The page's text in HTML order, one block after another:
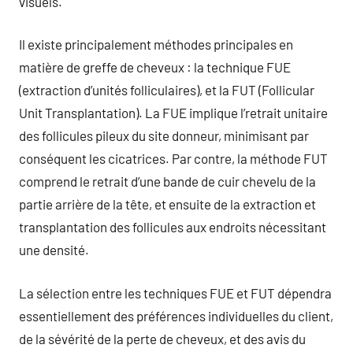
Il existe principalement méthodes principales en
matière de greffe de cheveux : la technique FUE
(extraction d’unités folliculaires), et la FUT (Follicular
Unit Transplantation). La FUE implique l’retrait unitaire
des follicules pileux du site donneur, minimisant par
conséquent les cicatrices. Par contre, la méthode FUT
comprend le retrait d’une bande de cuir chevelu de la
partie arrière de la tête, et ensuite de la extraction et
transplantation des follicules aux endroits nécessitant
une densité.
La sélection entre les techniques FUE et FUT dépendra
essentiellement des préférences individuelles du client,
de la sévérité de la perte de cheveux, et des avis du